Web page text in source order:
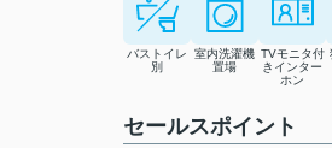
バストイレ
別
室内洗濯機
置場
TVモニタ付
きインター
ホン
セールスポイント